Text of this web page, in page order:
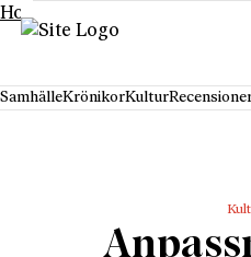
Hoppa till innehåll
SamhälleKrönikorKultur